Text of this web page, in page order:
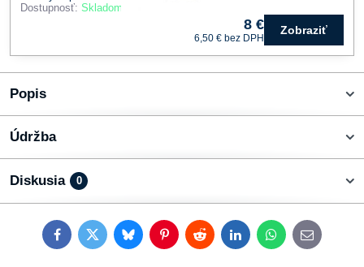
Dostupnosť: Skladom
8 €
6,50 € bez DPH
Zobraziť
Popis
Údržba
Diskusia 0
FacebookTwitterBlueskyPinterestRedditLinkedInWhatsApp
E-
mail